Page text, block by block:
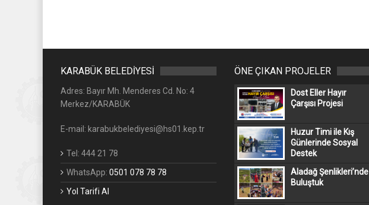
KARABÜK BELEDİYESİ
Adres: Bayır Mh. Menderes Cd. No: 4
Merkez/KARABÜK
E-mail: karabukbelediyesi@hs01.kep.tr
Tel: 444 21 78
WhatsApp: 0501 078 78 78
Yol Tarifi Al
ÖNE ÇIKAN PROJELER
Dost Eller Hayır
Çarşısı Projesi
Huzur Timi ile Kış
Günlerinde Sosyal
Destek
Aladağ Şenlikleri’nde
Buluştuk